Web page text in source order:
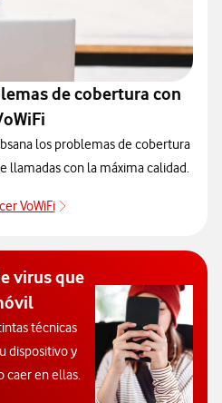
de cobertura con
los problemas de cobertura
llamadas con la máxima calidad.
VoWiFi
virus que
técnicas
dispositivo y
caer en ellas.